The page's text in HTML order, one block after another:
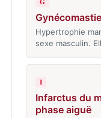
Gynécomastie
Hypertrophie
sexe masculin.
I
Infarctus du
phase aiguë